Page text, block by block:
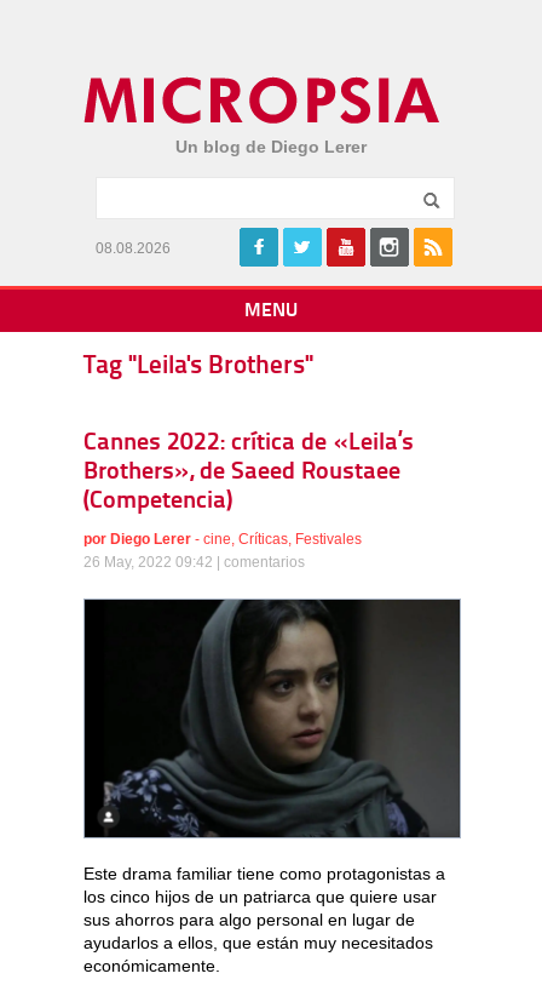
Un blog de Diego Lerer
08.08.2026
MENU
Tag "Leila's Brothers"
Cannes 2022: crítica de «Leila’s
Brothers», de Saeed Roustaee
(Competencia)
por Diego Lerer - cine, Críticas, Festivales
26 May, 2022 09:42 | comentarios
Este drama familiar tiene como protagonistas a
los cinco hijos de un patriarca que quiere usar
sus ahorros para algo personal en lugar de
ayudarlos a ellos, que están muy necesitados
económicamente.